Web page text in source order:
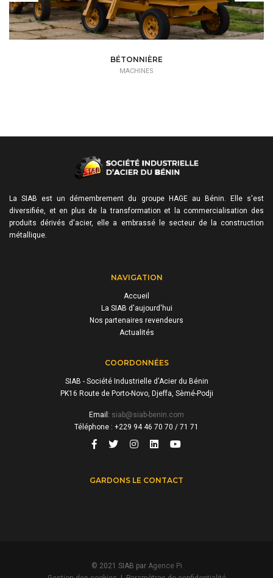
BÉTONNIÈRE
MACHINES
La SIAB est un démembrement du groupe HAGE au Bénin. Elle s'est
diversifiée, et en plus de la transformation et la commercialisation des
produits dérivés d'acier, elle a embrassé le secteur de la construction
métallique.
NAVIGATION
Accueil
La SIAB d'aujourd'hui
Nos partenaires revendeurs
Actualités
COORDONNÉES
SIAB - Société Industrielle d'Acier du Bénin
PK16 Route de Porto-Novo, Djeffa, Sèmé-Podji
Email: siab@siab-benin.com
Téléphone : +229 94 46 70 70 / 71 71
GARDONS LE CONTACT
© 2021 SIAB par Agence Pi